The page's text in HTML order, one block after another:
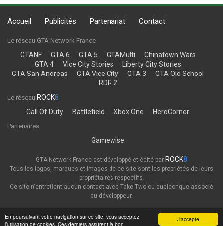
J'accepte
En poursuivant votre navigation sur ce site, vous acceptez
l’utilisation de cookies. Ces derniers assurent le bon
Accueil Publicités Partenariat Contact
Le réseau GTA Network France
GTANF GTA 6 GTA 5 GTAMulti
Chinatown Wars
GTA 4
Vice City Stories
Liberty City Stories
GTA San Andreas
GTA Vice City GTA 3
GTA Old School
RDR 2
Le réseau ROCK8
Call Of Duty
Battlefield Xbox One HeroCorner
Partenaires
Gamewise
GTA Network France est développé et édité par ROCK8
Tous les logos, marques et images de ce site sont les propriétés de leurs
propriétaires respectifs.
Ce site n'entretient aucun contact avec Take-Two ou quelconque associé
du développeur.
Thème Politique de confidentialité